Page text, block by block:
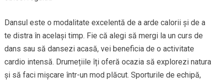
Dansul este o modalitate excelentă de a arde calorii și de a
te distra în același timp. Fie că alegi să mergi la un curs de
dans sau să dansezi acasă, vei beneficia de o activitate
cardio intensă. Drumețiile îți oferă ocazia să explorezi natura
și să faci mișcare într-un mod plăcut. Sporturile de echipă,